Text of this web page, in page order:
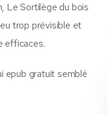
Le Sortilège du bois
trop prévisible et
efficaces.
epub gratuit semblé